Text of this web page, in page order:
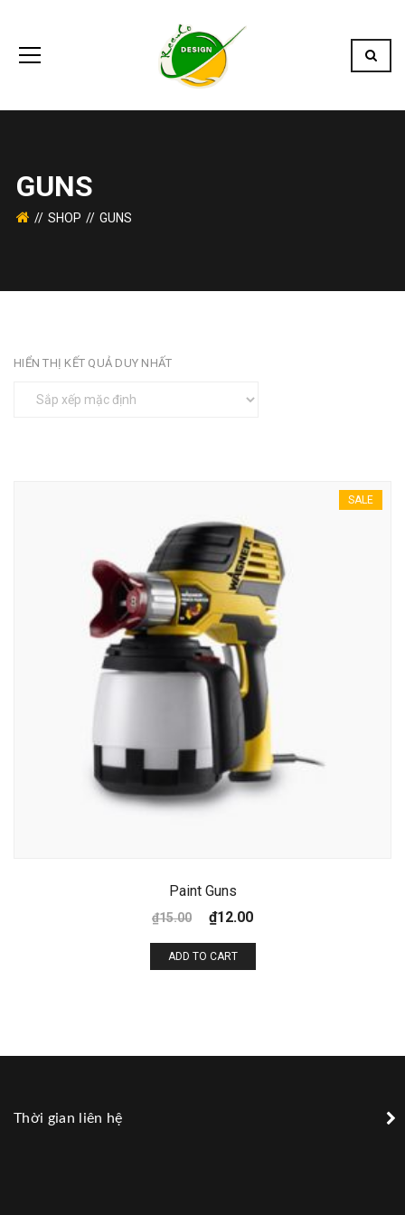
Email address:
GUNS
SHOP GUNS
HIỂN THỊ KẾT QUẢ DUY NHẤT
SALE
Paint Guns
₫15.00 ₫12.00
ADD TO CART
Thời gian liên hệ